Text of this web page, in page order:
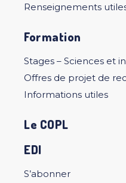
Renseignements
Formation
Stages – Sciences et
Offres de projet de
Informations utiles
Le COPL
EDI
S’abonner